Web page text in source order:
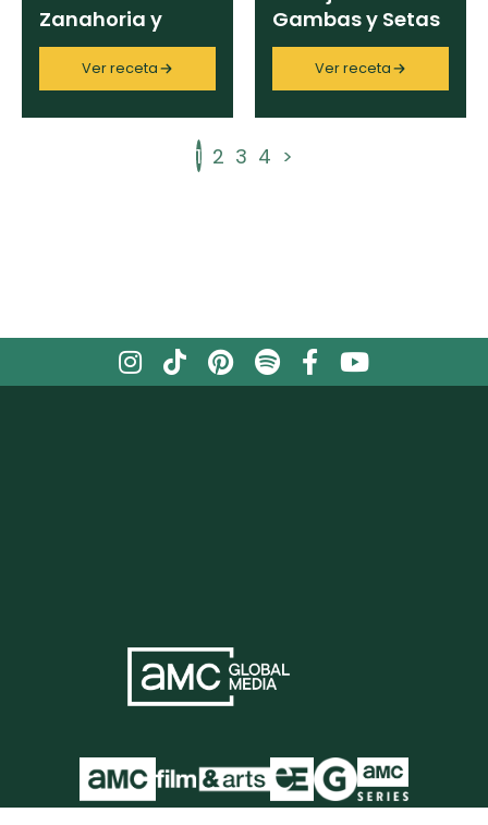
Zanahoria y
Nueces
Ver receta
Gambas y Setas
Ver receta
1 2 3 4 >